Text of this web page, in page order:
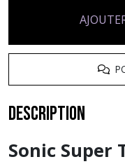
Description
Sonic Super